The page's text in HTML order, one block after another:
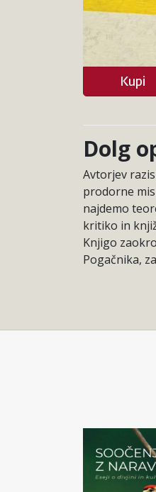
Kupi
Dolg
Avtorjev
prodorne
najdemo
kritiko in
Knjigo
Pogačnika,